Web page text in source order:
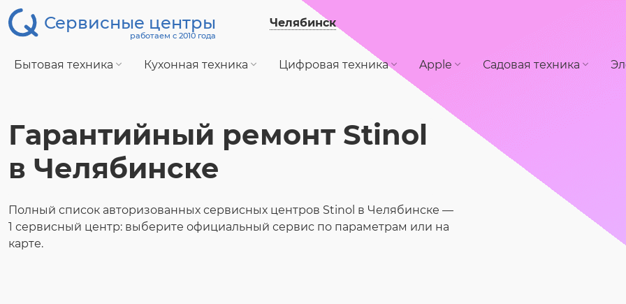
Сервисные центры
работаем с 2010 года
Челябинск
Бытовая техника Кухонная техника Цифровая техника Apple Садовая техника
Гарантийный ремонт Stinol
в Челябинске
Полный список авторизованных сервисных центров Stinol в Челябинске —
1 сервисный центр: выберите официальный сервис по параметрам или на
карте.